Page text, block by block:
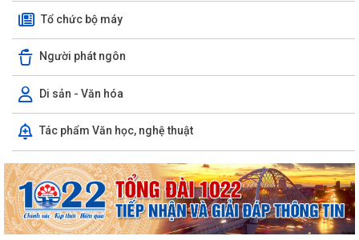
Tổ chức bộ máy
Người phát ngôn
Di sản - Văn hóa
Tác phẩm Văn học, nghệ thuật
Thông báo công khai tình hình thực hiện dự toán ngân sách quý II năm
2026
XÃ TIÊN LÃNG TỔ CHỨC LỄ CHÀO CỜ THÁNG 8 NĂM 2026
Lịch công tác Tuần 32 (từ 03/08/2026 đến 09/08/2026)